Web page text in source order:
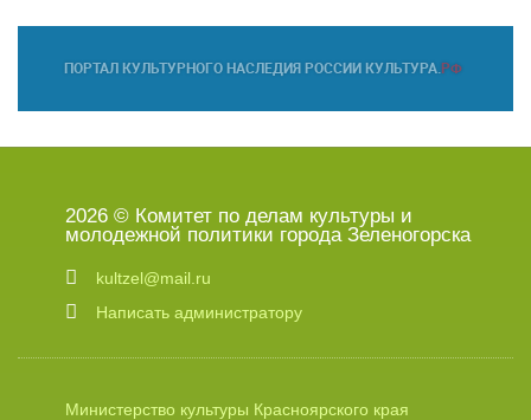
2026 © Комитет по делам культуры и
молодежной политики города Зеленогорска
kultzel@mail.ru
Написать администратору
Министерство культуры Красноярского края